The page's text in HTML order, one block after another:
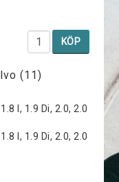
KÖP
(11)
I, 1.9 Di, 2.0, 2.0
I, 1.9 Di, 2.0, 2.0